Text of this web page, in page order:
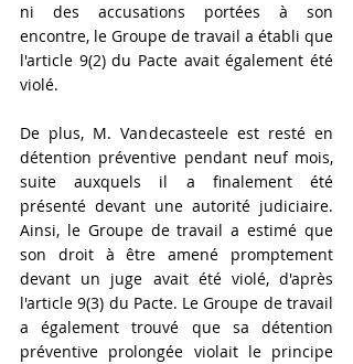
ni des accusations portées à son
encontre, le Groupe de travail a établi que
l'article 9(2) du Pacte avait également été
violé.
De plus, M. Vandecasteele est resté en
détention préventive pendant neuf mois,
suite auxquels il a finalement été
présenté devant une autorité judiciaire.
Ainsi, le Groupe de travail a estimé que
son droit à être amené promptement
devant un juge avait été violé, d'après
l'article 9(3) du Pacte. Le Groupe de travail
a également trouvé que sa détention
préventive prolongée violait le principe